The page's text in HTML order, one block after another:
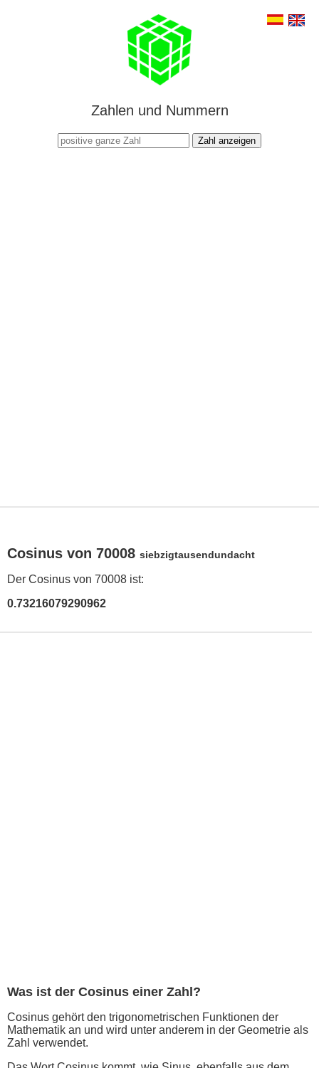
Zahlen und Nummern
Zahl anzeigen
Cosinus von 70008 siebzigtausendundacht
Der Cosinus von 70008 ist:
0.73216079290962
Was ist der Cosinus einer Zahl?
Cosinus gehört den trigonometrischen Funktionen der
Mathematik an und wird unter anderem in der Geometrie als
Zahl verwendet.